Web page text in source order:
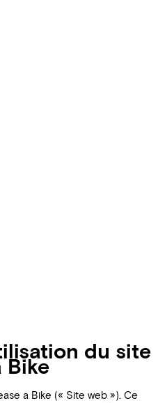
du site
Bike
a Bike (« Site web »). Ce